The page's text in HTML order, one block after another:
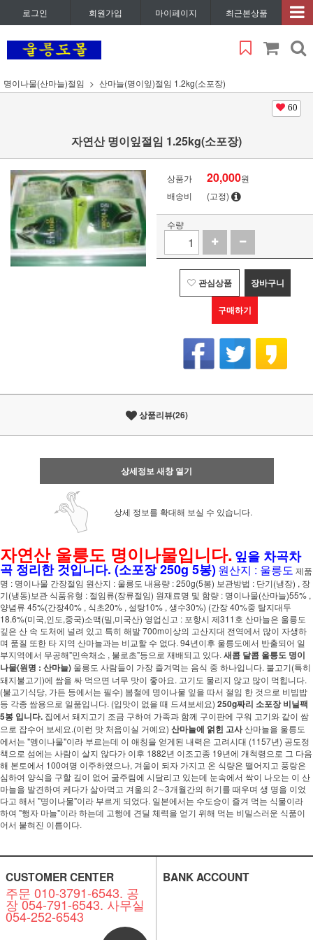
로그인 회원가입 마이페이지 최근본상품
명이나물(산마늘)절임 산마늘(명이잎)절임 1.2kg(소포장)
60
자연산 명이잎절임 1.25kg(소포장)
상품가 20,000원
배송비
(고정)
수량
관심상품 장바구니
구매하기
상품리뷰(26)
상세정보 새창 열기
상세 정보를 확대해 보실 수 있습니다.
자연산 울릉도 명이나물입니다.잎을 차곡차
곡 정리한 것입니다. (소포장 250g 5봉)원산지 : 울릉도 제품
명 : 명이나물 간장절임 원산지 : 울릉도 내용량 : 250g(5봉) 보관방법 : 단기(냉장) , 장
기(냉동)보관 식품유형 : 절임류(장류절임) 원재료명 및 함량 : 명이나물(산마늘)55% ,
양념류 45%(간장40% , 식초20% , 설탕10% , 생수30%) (간장 40%중 탈지대두
18.6%(미국,인도,중국)소맥(밀,미국산) 영업신고 : 포항시 제311호 산마늘은 울릉도
깊은 산 속 도처에 널려 있고 특히 해발 700m이상의 고산지대 전역에서 많이 자생하
며 품질 또한 타 지역 산마늘과는 비교할 수 없다. 94년이후 울릉도에서 반출되어 일
부지역에서 무공해"민속채소 , 불로초"등으로 재배되고 있다. 새콤 달콤 울릉도 명이
나물(원명 : 산마늘) 울릉도 사람들이 가장 즐겨먹는 음식 중 하나입니다. 불고기(특히
돼지불고기)에 쌈을 싸 먹으면 너무 맛이 좋아요. 고기도 물리지 않고 많이 먹힙니다.
(불고기식당, 가든 등에서는 필수) 봄철에 명이나물 잎을 따서 절임 한 것으로 비빔밥
등 각종 쌈용으로 일품입니다. (입맛이 없을 때 드셔보세요) 250g짜리 소포장 비닐팩
5봉 입니다. 집에서 돼지고기 조금 구하여 가족과 함께 구이판에 구워 고기와 같이 쌈
으로 잡수어 보세요.(이런 맛 처음이실 거예요) 산마늘에 얽힌 고사산마늘을 울릉도
에서는 "멩이나물"이라 부르는데 이 애칭을 얻게된 내력은 고려시대 (1157년) 공도정
책으로 섬에는 사람이 살지 않다가 이후 1882년 이조고종 19년에 개척령으로 그 다음
해 본토에서 100여명 이주하였으나, 겨울이 되자 가지고 온 식량은 떨어지고 풍랑은
심하여 양식을 구할 길이 없어 굶주림에 시달리고 있는데 눈속에서 싹이 나오는 이 산
마늘을 발견하여 케다가 삶아먹고 겨울의 2∼3개월간의 허기를 때우며 생 명을 이었
다고 해서 "명이나물"이라 부르게 되었다. 일본에서는 수도승이 즐겨 먹는 식물이라
하여 "행자 마늘"이라 하는데 고행에 견딜 체력을 얻기 위해 먹는 비밀스러운 식품이
어서 붙혀진 이름이다.
CUSTOMER CENTER
주문 010-3791-6543. 공
장 054-791-6543. 사무실
054-252-6543
BANK ACCOUNT